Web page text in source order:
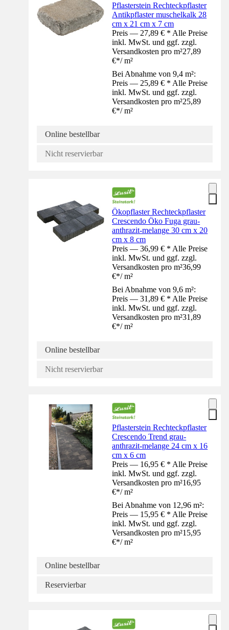
Pflasterstein Rechteckpflaster
Antikpflaster muschelkalk 28
cm x 21 cm x 7 cm
Preis — 27,89 € * Alle Preise
inkl. MwSt. und ggf. zzgl.
Versandkosten pro m²27,89
€*/ m²
Bei Abnahme von 9,4 m²:
Preis — 25,89 € * Alle Preise
inkl. MwSt. und ggf. zzgl.
Versandkosten pro m²25,89
€*/ m²
Online bestellbar
Nicht reservierbar
Ökopflaster Rechteckpflaster
Crescendo Öko Fuga grau-
anthrazit-melange 30 cm x 20
cm x 8 cm
Preis — 36,99 € * Alle Preise
inkl. MwSt. und ggf. zzgl.
Versandkosten pro m²36,99
€*/ m²
Bei Abnahme von 9,6 m²:
Preis — 31,89 € * Alle Preise
inkl. MwSt. und ggf. zzgl.
Versandkosten pro m²31,89
€*/ m²
Online bestellbar
Nicht reservierbar
Pflasterstein Rechteckpflaster
Crescendo Trend grau-
anthrazit-melange 24 cm x 16
cm x 6 cm
Preis — 16,95 € * Alle Preise
inkl. MwSt. und ggf. zzgl.
Versandkosten pro m²16,95
€*/ m²
Bei Abnahme von 12,96 m²:
Preis — 15,95 € * Alle Preise
inkl. MwSt. und ggf. zzgl.
Versandkosten pro m²15,95
€*/ m²
Online bestellbar
Reservierbar